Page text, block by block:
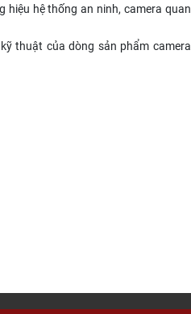
hiệu hệ thống an ninh, camera quan
thuật của dòng sản phẩm camera